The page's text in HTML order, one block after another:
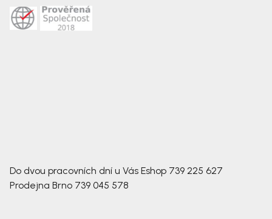
Do dvou pracovních dní u Vás Eshop 739 225 627
Prodejna Brno 739 045 578